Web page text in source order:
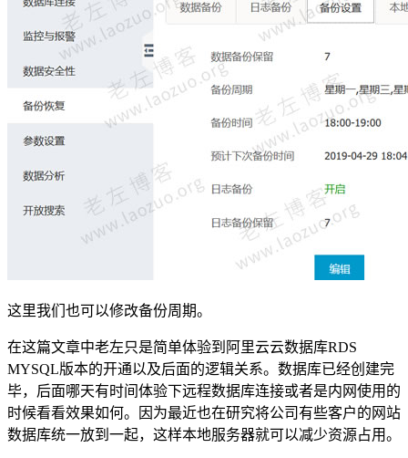
这里我们也可以修改备份周期。
在这篇文章中老左只是简单体验到阿里云云数据库RDS
MYSQL版本的开通以及后面的逻辑关系。数据库已经创建完
毕，后面哪天有时间体验下远程数据库连接或者是内网使用的
时候看看效果如何。因为最近也在研究将公司有些客户的网站
数据库统一放到一起，这样本地服务器就可以减少资源占用。